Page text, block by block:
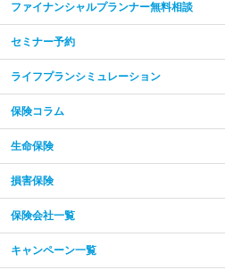
ファイナンシャルプランナー無料相談
セミナー予約
ライフプランシミュレーション
保険コラム
生命保険
損害保険
保険会社一覧
キャンペーン一覧